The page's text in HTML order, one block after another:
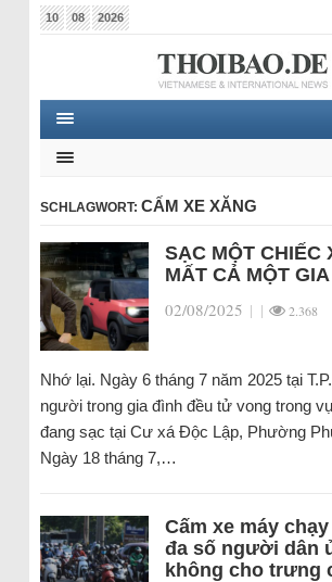
10 08 2026
SCHLAGWORT: CẤM XE XĂNG
SẠC MỘT CHIẾC
MẤT CẢ MỘT
02/08/2025 | | 2.368
Nhớ lại. Ngày 6 tháng 7 năm 2025 tại
người trong gia đình đều tử vong trong
đang sạc tại Cư xá Độc Lập, Phường
Ngày 18 tháng 7,…
Cấm xe máy
đa số người dân
không cho trưng